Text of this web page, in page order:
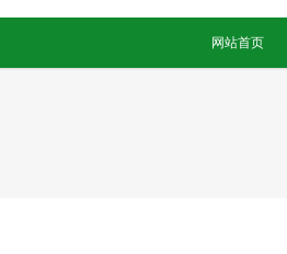
网站首页